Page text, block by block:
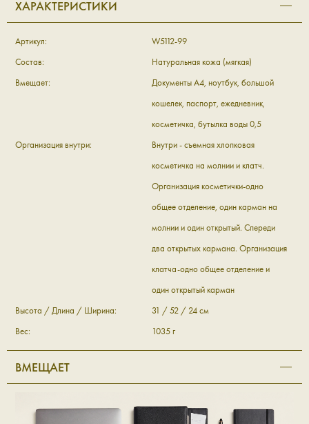
ХАРАКТЕРИСТИКИ
Артикул:
W5112-99
Состав:
Натуральная кожа (мягкая)
Вмещает:
Документы А4, ноутбук, большой
кошелек, паспорт, ежедневник,
косметичка, бутылка воды 0,5
Организация внутри:
Внутри - съемная хлопковая
косметичка на молнии и клатч.
Организация косметички-одно
общее отделение, один карман на
молнии и один открытый. Спереди
два открытых кармана. Организация
клатча-одно общее отделение и
один открытый карман
Высота / Длина / Ширина:
31 / 52 / 24 см
Вес:
1035 г
ВМЕЩАЕТ